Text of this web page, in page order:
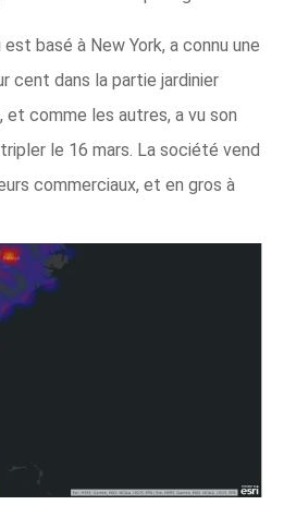
est basé à New York, a connu une
cent dans la partie jardinier
comme les autres, a vu son
le 16 mars. La société vend
commerciaux, et en gros à